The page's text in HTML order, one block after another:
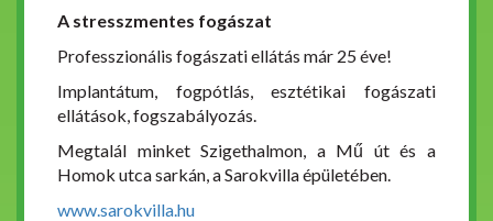
A stresszmentes fogászat
Professzionális fogászati ellátás már 25 éve!
Implantátum, fogpótlás, esztétikai fogászati
ellátások, fogszabályozás.
Megtalál minket Szigethalmon, a Mű út és a
Homok utca sarkán, a Sarokvilla épületében.
www.sarokvilla.hu